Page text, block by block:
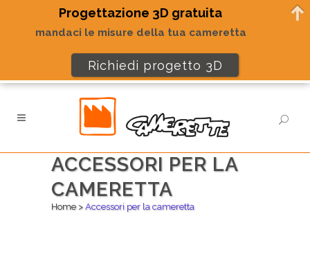
ACCESSORI PER LA
CAMERETTA
Home>Accessori per la cameretta
Progettazione 3D gratuita
mandaci le misure della tua cameretta
Richiedi progetto 3D